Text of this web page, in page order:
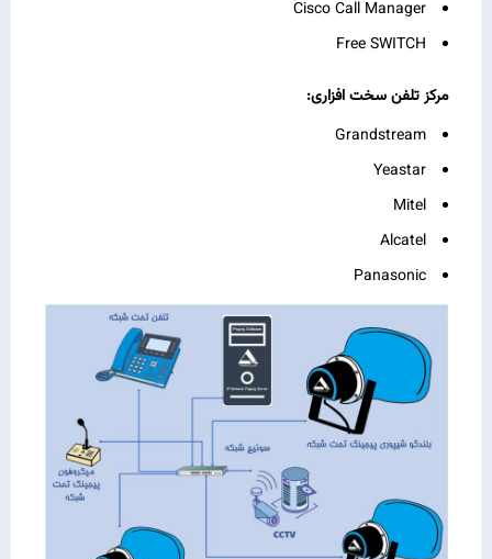
Cisco Call Manager
Free SWITCH
مرکز تلفن سخت ‌افزاری:
Grandstream
Yeastar
Mitel
Alcatel
Panasonic